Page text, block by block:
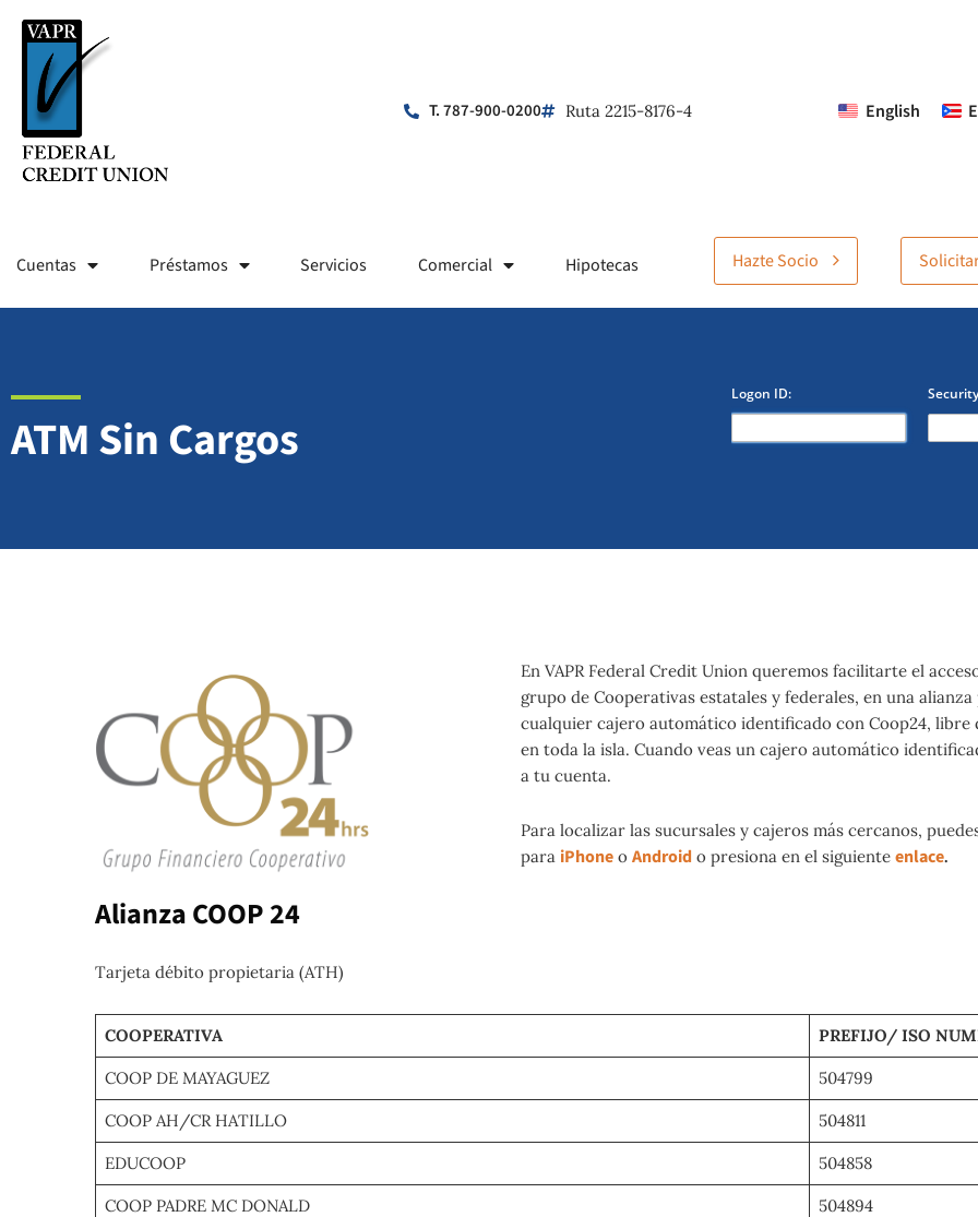
T. 787-900-0200 Ruta 2215-8176-4 English
Cuentas Préstamos Servicios Comercial Hipotecas Hazte Socio
ATM Sin Cargos
En VAPR Federal Credit Union queremos facilitarte el
grupo de Cooperativas estatales y federales, en una
cualquier cajero automático identificado con Coop24, libre
en toda la isla. Cuando veas un cajero automático
a tu cuenta.
Para localizar las sucursales y cajeros más cercanos,
para iPhoneo Androido presiona en el siguiente enlace.
Alianza COOP 24
Tarjeta débito propietaria (ATH)
COOPERATIVA PREFIJO/ ISO
COOP DE MAYAGUEZ 504799
COOP AH/CR HATILLO 504811
EDUCOOP 504858
COOP PADRE MC DONALD 504894